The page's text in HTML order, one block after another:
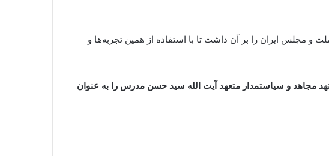
و مجلس ایران را بر آن داشت تا با استفاده از همین تجربه‌ها و
ماده واحده‌ای، روز ۱۰ آذر ماه، سالروز شهادت مجتهد مجاهد و سیاستمدار متعهد آیت الله سید حسن مدرس را به عنوان